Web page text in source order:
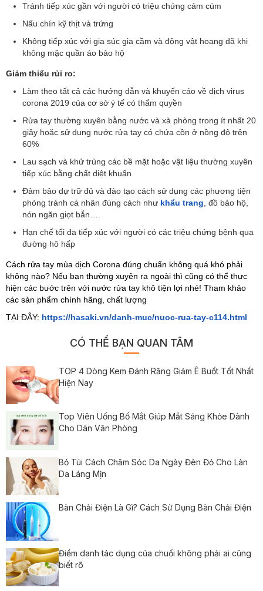
Tránh tiếp xúc gần với người có triệu chứng cảm cúm
Nấu chín kỹ thịt và trứng
Không tiếp xúc với gia súc gia cầm và động vật hoang dã khi
không mặc quần áo bảo hộ
Giảm thiểu rủi ro:
Làm theo tất cả các hướng dẫn và khuyến cáo về dịch virus
corona 2019 của cơ sở ý tế có thẩm quyền
Rửa tay thường xuyên bằng nước và xà phòng trong ít nhất 20
giây hoặc sử dụng nước rửa tay có chứa cồn ở nồng độ trên
60%
Lau sạch và khử trùng các bề mặt hoặc vật liệu thường xuyên
tiếp xúc bằng chất diệt khuẩn
Đảm bảo dự trữ đủ và đào tạo cách sử dụng các phương tiện
phòng tránh cá nhân đúng cách như khẩu trang , đồ bảo hộ,
nón ngăn giọt bắn….
Hạn chế tối đa tiếp xúc với người có các triệu chứng bệnh qua
đường hô hấp
Cách rửa tay mùa dịch Corona đúng chuẩn không quá khó phải
không nào? Nếu bạn thường xuyên ra ngoài thì cũng có thể thực
hiện các bước trên với nước rửa tay khô tiện lợi nhé! Tham khảo
các sản phẩm chính hãng, chất lượng
TẠI ĐÂY: https://hasaki.vn/danh-muc/nuoc-rua-tay-c114.html
CÓ THỂ BẠN QUAN TÂM
TOP 4 Dòng Kem Đánh Răng Giảm Ê Buốt Tốt Nhất
Hiện Nay
Top Viên Uống Bổ Mắt Giúp Mắt Sáng Khỏe Dành
Cho Dân Văn Phòng
Bỏ Túi Cách Chăm Sóc Da Ngày Đèn Đỏ Cho Làn
Da Láng Mịn
Bàn Chải Điện Là Gì? Cách Sử Dụng Bàn Chải Điện
Điểm danh tác dụng của chuối không phải ai cũng
biết rõ